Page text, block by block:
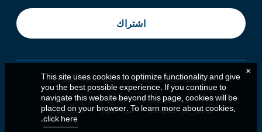
اشتراك
© 2026 ، مجموعة البنك الدولي جميع الحقوق محفوظة.
قانوني
إشعار الخصوصية إمكانية الوصول إلى الموقع
الوصول إلى المعلومات تنبيه احتيال تقديم شكوى
This site uses cookies to optimize functionality and give
you the best possible experience. If you continue to
navigate this website beyond this page, cookies will be
placed on your browser. To learn more about cookies,
click here
.
×